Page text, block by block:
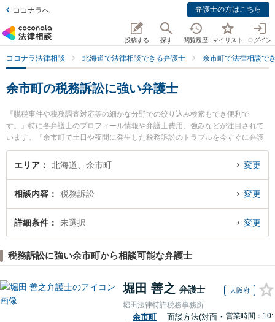
ココナラへ 弁護士の方はこちら
投稿する 探す 閲覧履歴 マイリスト ログイン
ココナラ法律相談 北海道で法律相談できる弁護士 余市町で法律相談で
余市町の税務訴訟に強い弁護士
『脱税事件や税務調査対応等の細かな分野での絞り込み検索もでき便利で
す。』特に各弁護士のプロフィール情報や弁護士費用、強みなどが注目されて
います。『余市町で土日や夜間に発生した税務訴訟のトラブルを今すぐに弁護
士に相談したい』『税務訴訟のトラブル解決の実績豊富な近くの弁護士を検索
したい』『初回相談無料で税務訴訟を法律相談できる余市町内の弁護士に相談
エリア 北海道、余市町 変更
相談内容 税務訴訟 変更
詳細条件 未選択 変更
税務訴訟に強い余市町から相談可能な弁護士
堀田 善之 弁護士 大阪府
堀田法律特許税務事務所
余市町
面談方法(対面・ 営業時間：10: